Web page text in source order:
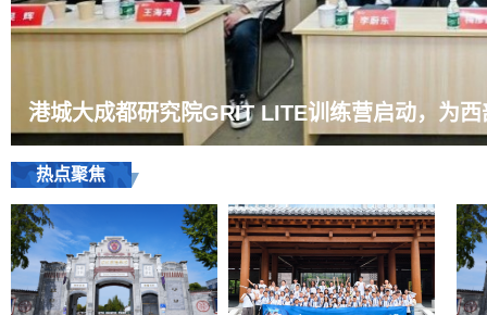
港城大成都研究院GRIT LITE训练营启动，为
热点聚焦